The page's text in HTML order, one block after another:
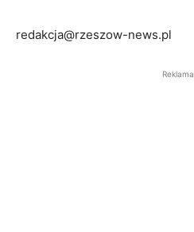
redakcja@rzeszow-news.pl
Reklama